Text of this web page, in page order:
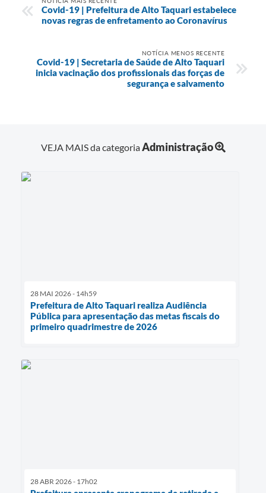
Covid-19 | Prefeitura de Alto Taquari estabelece
novas regras de enfretamento ao Coronavírus
NOTÍCIA MENOS RECENTE
Covid-19 | Secretaria de Saúde de Alto Taquari
inicia vacinação dos profissionais das forças de
segurança e salvamento
VEJA MAIS da categoriaAdministração
28 MAI 2026 - 14h59
Prefeitura de Alto Taquari realiza Audiência
Pública para apresentação das metas fiscais do
primeiro quadrimestre de 2026
28 ABR 2026 - 17h02